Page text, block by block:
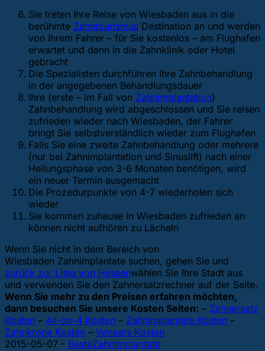
Sie treten Ihre Reise von Wiesbaden aus in die
berühmte Zahntourismus Destination an und werden
von Ihrem Fahrer – für Sie kostenlos – am Flughafen
erwartet und dann in die Zahnklinik oder Hotel
gebracht
Die Spezialisten durchführen Ihre Zahnbehandlung
in der angegebenen Behandlungsdauer
Ihre (erste – im Fall von Zahnimplantation)
Zahnbehandlung wird abgeschlossen und Sie reisen
zufrieden wieder nach Wiesbaden, der Fahrer
bringt Sie selbstverständlich wieder zum Flughafen
Falls Sie eine zweite Zahnbehandlung oder mehrere
(nur bei Zahnimplantation und Sinuslift) nach einer
Heilungsphase von 3-6 Monaten benötigen, wird
ein neuer Termin ausgemacht
Die Prozedurpunkte von 4-7 wiederholen sich
wieder
Sie kommen zuhause in Wiesbaden zufrieden an
können nicht aufhören zu Lächeln
Wenn Sie nicht in dem Bereich von
Wiesbaden Zahnimplantate suchen, gehen Sie
zurück zur Liste von Hessen
und
wählen Sie Ihre Stadt aus
und verwenden Sie den Zahnersatzrechner auf der Seite.
Wenn Sie mehr zu den Preisen erfahren möchten,
dann besuchen Sie unsere Kosten Seiten: – Zahnersatz
Kosten – All-on-4 Kosten – Zahnimplantate Kosten –
Zahnkrone Kosten – Veneers Kosten
2015-05-07 - BesteZahnImplantate